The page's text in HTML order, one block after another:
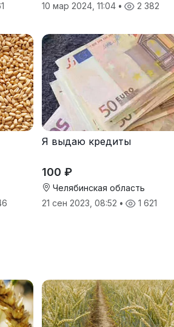
10 мар 2024, 11:04 • 2 382
Я выдаю кредиты
100 ₽
Челябинская область
21 сен 2023, 08:52 • 1 621